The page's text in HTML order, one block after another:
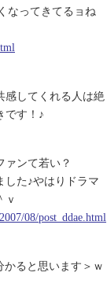
なってきてるョね
感してくれる人は絶
です！♪
ンて若い？
した♪やはりドラマ
ｖ
08/post_ddae.html
かると思います＞ｗ